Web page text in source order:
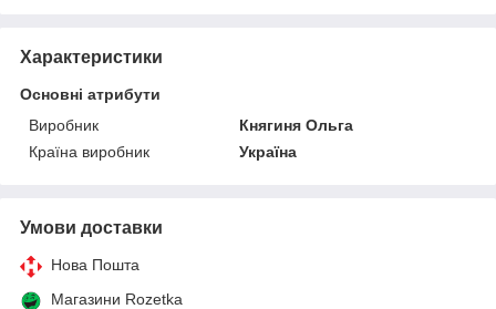
Характеристики
Основні атрибути
Виробник
Княгиня Ольга
Країна виробник
Україна
Умови доставки
Нова Пошта
Магазини Rozetka